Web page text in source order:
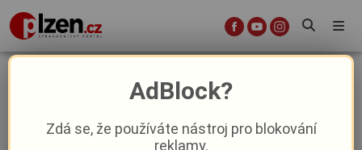
Komplikace pro indiány před
začátkem extraligy. Na dlouhou
dobu se musí obejít bez
AdBlock?
Zdá se, že používáte nástroj pro blokování
reklamy.